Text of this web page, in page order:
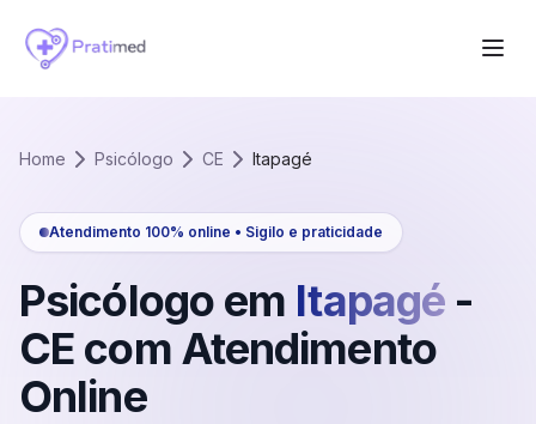
Home Psicólogo CE Itapagé
Atendimento 100% online • Sigilo e praticidade
Psicólogo em Itapagé -
CE com Atendimento
Online